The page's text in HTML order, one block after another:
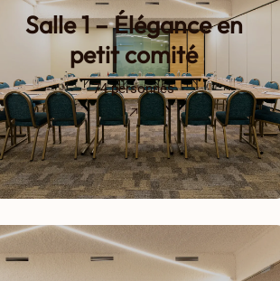
Salle 1 – Élégance en
petit comité
74 personnes